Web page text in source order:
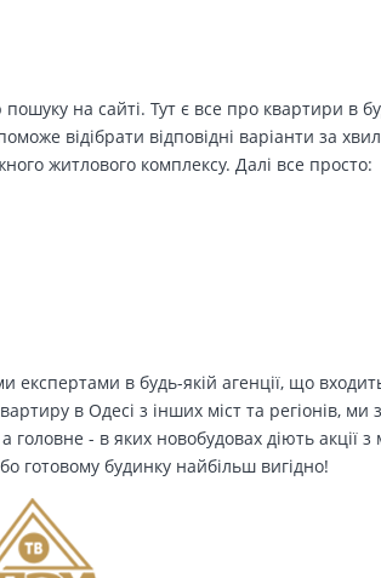
на сайті. Тут є все про квартири в
відібрати відповідні варіанти за
житлового комплексу. Далі все просто:
в будь-якій агенції, що
в Одесі з інших міст та регіонів,
- в яких новобудовах діють
готовому будинку найбільш вигідно!